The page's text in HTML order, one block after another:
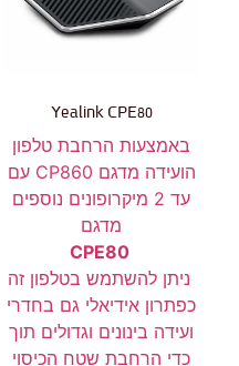
Yealink CPE80
באמצעות הרחבת טלפון
הועידה מדגם CP860 עם
עד 2 מיקרופונים נוספים
מדגם
CPE80
ניתן להשתמש בטלפון זה
כפתרון אידיאלי גם בחדרי
ועידה בינונים וגדולים תוך
כדי הרחבת שטח הכיסוי